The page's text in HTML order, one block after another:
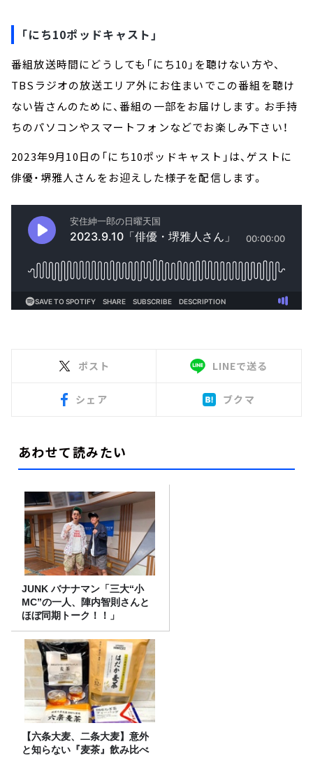
「にち10ポッドキャスト」
番組放送時間にどうしても「にち10」を聴けない方や、
TBSラジオの放送エリア外にお住まいでこの番組を聴け
ない皆さんのために、番組の一部をお届けします。お手持
ちのパソコンやスマートフォンなどでお楽しみ下さい！
2023年9月10日の「にち10ポッドキャスト」は、ゲストに
俳優・堺雅人さんをお迎えした様子を配信します。
ポスト LINEで送る
シェア ブクマ
あわせて読みたい
JUNK バナナマン「三大“小
MC”の一人、陣内智則さんと
ほぼ同期トーク！！」
【六条大麦、二条大麦】意外
と知らない『麦茶』飲み比べ